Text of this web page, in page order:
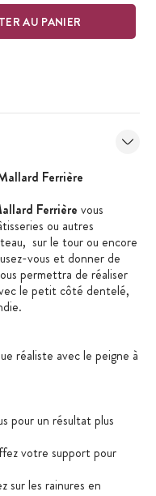
AU PANIER
Ferrière
Ferrière vous
ou autres
sur le tour ou encore
vous et donner de
permettra de réaliser
le petit côté dentelé,
réaliste avec le peigne à
pour un résultat plus
votre support pour
sur les rainures en